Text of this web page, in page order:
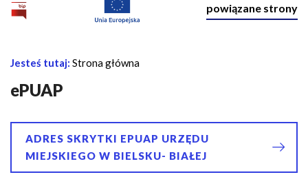
powiązane strony
nawigacja
Ś
i
a
Jesteś tutaj: Strona główna
ePUAP
ADRES SKRYTKI EPUAP URZĘDU
MIEJSKIEGO W BIELSKU- BIAŁEJ